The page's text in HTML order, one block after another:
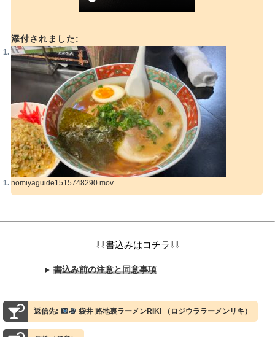
添付されました:
nomiyaguide1515748290.mov
⇩⇩書込みはコチラ⇩⇩
書込み前の注意と同意事項
返信先: 袋井 路地裏ラーメンRIKI （ロジウララーメンリキ）